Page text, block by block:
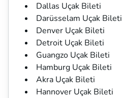
Dallas Uçak Bileti
Darüsselam Uçak Bileti
Denver Uçak Bileti
Detroit Uçak Bileti
Guangzo Uçak Bileti
Hamburg Uçak Bileti
Akra Uçak Bileti
Hannover Uçak Bileti